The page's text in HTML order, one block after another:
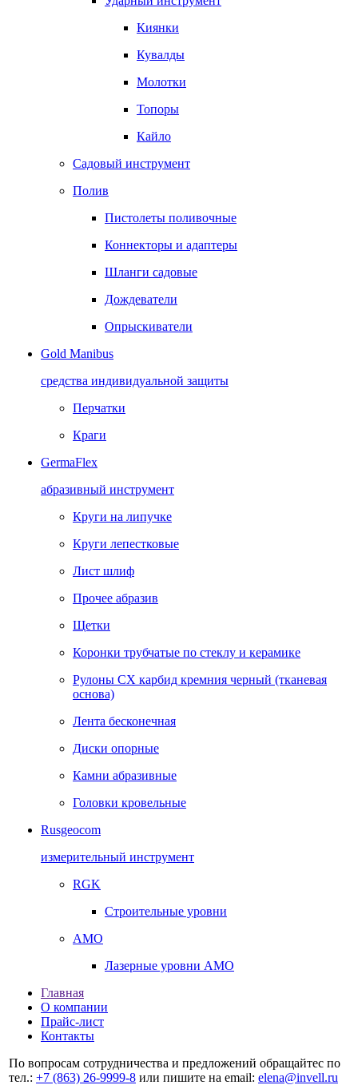
Киянки
Кувалды
Молотки
Топоры
Кайло
Садовый инструмент
Полив
Пистолеты поливочные
Коннекторы и адаптеры
Шланги садовые
Дождеватели
Опрыскиватели
Gold Manibus
средства индивидуальной защиты
Перчатки
Краги
GermaFlex
абразивный инструмент
Круги на липучке
Круги лепестковые
Лист шлиф
Прочее абразив
Щетки
Коронки трубчатые по стеклу и керамике
Рулоны CX карбид кремния черный (тканевая
основа)
Лента бесконечная
Диски опорные
Камни абразивные
Головки кровельные
Rusgeocom
измерительный инструмент
RGK
Строительные уровни
AMO
Лазерные уровни AMO
Главная
О компании
Прайс-лист
Контакты
По вопросам сотрудничества и предложений обращайтес по
тел.: +7 (863) 26‐9999‐8 или пишите на email: elena@invell.ru